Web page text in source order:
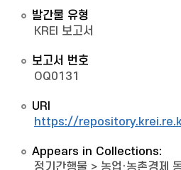
발간물 유형
KREI 보고서
보고서 번호
OQ0131
URI
https://
Appears in Collections:
정기간행물 > 농업·농촌경제